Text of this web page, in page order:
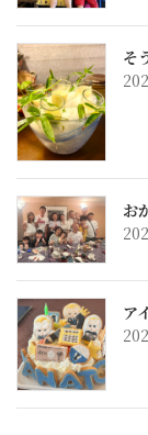
そ
お
ア